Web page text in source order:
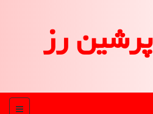
پرشین رز
منو